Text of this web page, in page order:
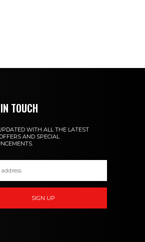
TOUCH
WITH ALL THE LATEST
AND SPECIAL
SIGN UP